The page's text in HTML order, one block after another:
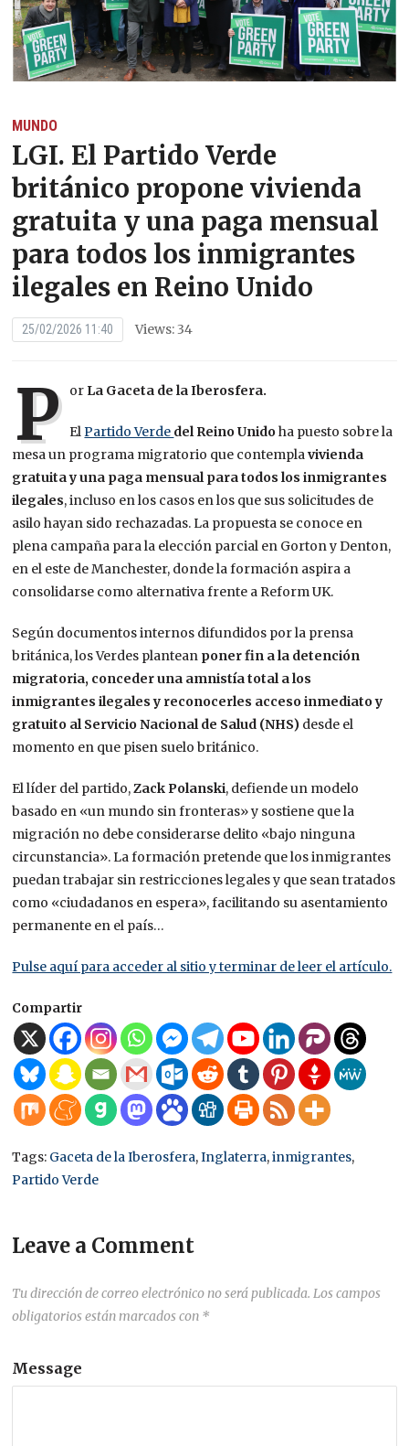
MUNDO
LGI. El Partido Verde
británico propone vivienda
gratuita y una paga mensual
para todos los inmigrantes
ilegales en Reino Unido
25/02/2026 11:40 Views: 34
P or La Gaceta de la Iberosfera.
ElPartido Verde del Reino Unidoha puesto sobre la
mesa un programa migratorio que contemplavivienda
gratuita y una paga mensual para todos los inmigrantes
ilegales, incluso en los casos en los que sus solicitudes de
asilo hayan sido rechazadas. La propuesta se conoce en
plena campaña para la elección parcial en Gorton y Denton,
en el este de Manchester, donde la formación aspira a
consolidarse como alternativa frente a Reform UK.
Según documentos internos difundidos por la prensa
británica, los Verdes plantean poner fin a la detención
migratoria, conceder una amnistía total a los
inmigrantes ilegales y reconocerles acceso inmediato y
gratuito al Servicio Nacional de Salud (NHS) desde el
momento en que pisen suelo británico.
El líder del partido,Zack Polanski, defiende un modelo
basado en «un mundo sin fronteras» y sostiene que la
migración no debe considerarse delito «bajo ninguna
circunstancia». La formación pretende que los inmigrantes
puedan trabajar sin restricciones legales y que sean tratados
como «ciudadanos en espera», facilitando su asentamiento
permanente en el país…
Pulse aquí para acceder al sitio y terminar de leer el artículo.
Compartir
Tags: Gaceta de la Iberosfera,Inglaterra,inmigrantes,
Partido Verde
Leave a Comment
Tu dirección de correo electrónico no será publicada. Los campos
obligatorios están marcados con *
Message